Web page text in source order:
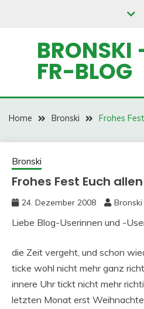
BRONSKI
FR-BLOG
Home Bronski Frohes
Bronski
Frohes Fest Euch
24. Dezember 2008 Bronski
Liebe Blog-Userinnen und -
die Zeit vergeht, und schon
ticke wohl nicht mehr ganz
innere Uhr tickt nicht mehr
letzten Monat erst